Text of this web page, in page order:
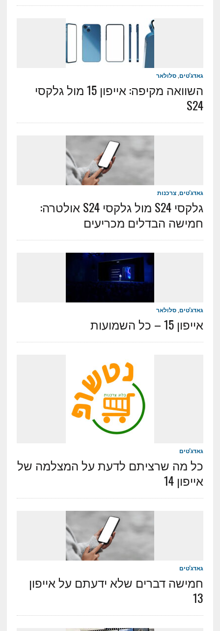
גאדג'טים סלולאר
השוואה מקיפה: אייפון 15 מול גלקסי
S24
גאדג'טים צרכנות
גלקסי S24 מול גלקסי S24 אולטרה:
חמישה הבדלים מכריעים
גאדג'טים סלולאר
אייפון 15 – כל השמועות
גאדג'טים
כל מה שרציתם לדעת על המצלמה של
אייפון 14
גאדג'טים
חמישה דברים שלא ידעתם על אייפון
13